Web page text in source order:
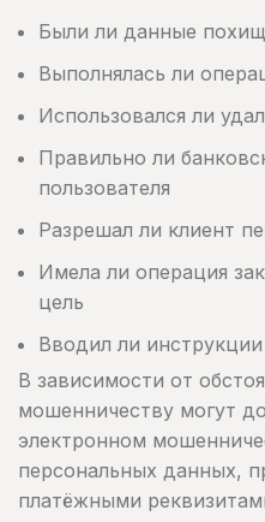
Были ли данные
Выполнялась ли
Использовался ли
Правильно ли
пользователя
Разрешал ли клиент
Имела ли операция
цель
Вводил ли
В зависимости от
мошенничеству могут
электронном
персональных данных,
платёжными